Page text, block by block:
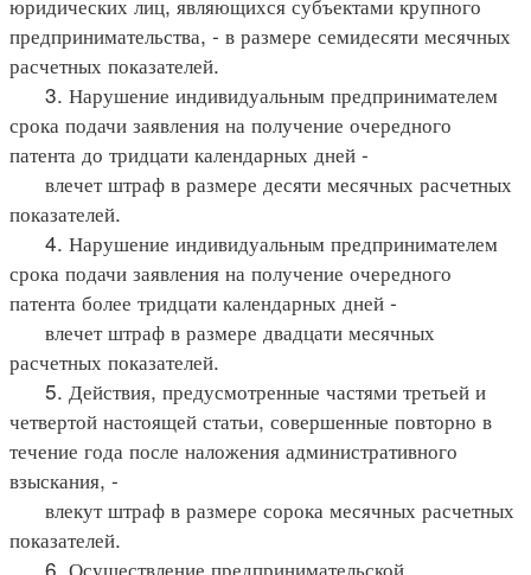
предпринимательства, - в размере семидесяти месячных
расчетных показателей.
3. Нарушение индивидуальным предпринимателем
срока подачи заявления на получение очередного
патента до тридцати календарных дней -
влечет штраф в размере десяти месячных расчетных
показателей.
4. Нарушение индивидуальным предпринимателем
срока подачи заявления на получение очередного
патента более тридцати календарных дней -
влечет штраф в размере двадцати месячных
расчетных показателей.
5. Действия, предусмотренные частями третьей и
четвертой настоящей статьи, совершенные повторно в
течение года после наложения административного
взыскания, -
влекут штраф в размере сорока месячных расчетных
показателей.
6. Осуществление предпринимательской